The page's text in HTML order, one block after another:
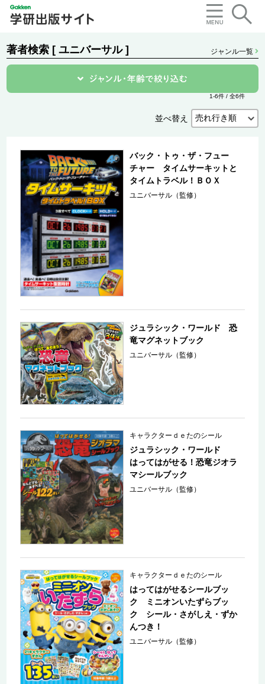
著者検索 [ ユニバーサル ] ジャンル一覧
1-6件 / 全6件
並べ替え
バック・トゥ・ザ・フュー
チャー タイムサーキットと
タイムトラベル！ＢＯＸ
ユニバーサル（監修）
ジュラシック・ワールド 恐
竜マグネットブック
ユニバーサル（監修）
キャラクターｄｅたのシール
ジュラシック・ワールド
はってはがせる！恐竜ジオラ
マシールブック
ユニバーサル（監修）
キャラクターｄｅたのシール
はってはがせるシールブッ
ク ミニオンいたずらブッ
ク シール・さがしえ・ずか
んつき！
ユニバーサル（監修）